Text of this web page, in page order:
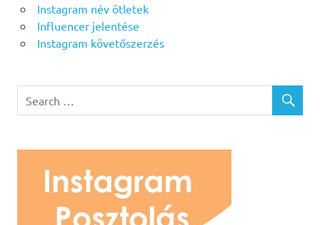
Instagram név ötletek
Influencer jelentése
Instagram követőszerzés